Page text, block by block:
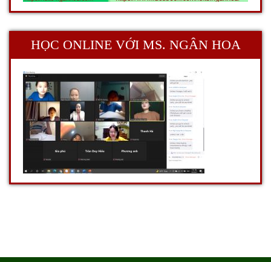
HỌC ONLINE VỚI MS. NGÂN HOA